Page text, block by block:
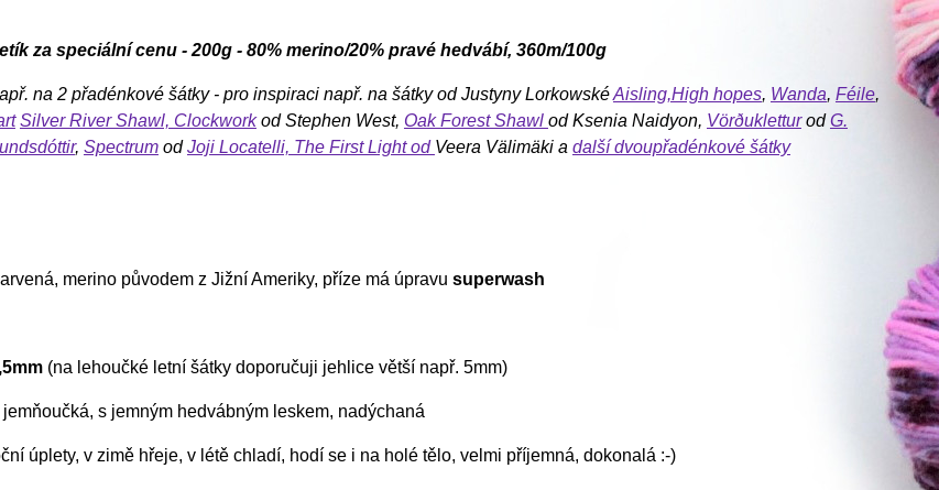
za speciální cenu - 200g - 80% merino/20% pravé hedvábí, 360m/100g
na 2 přadénkové šátky - pro inspiraci např. na šátky odJustyny LorkowskéAisling,High hopes, Wanda, Féile,
Silver River Shawl, Clockworkod Stephen West, Oak Forest Shawl od Ksenia Naidyon, VörðukletturodG.
, SpectrumodJoji Locatelli, The First Lightod Veera Välimäki a další dvoupřadénkové šátky
merino původem z Jižní Ameriky, příze má úpravu superwash
(na lehoučké letní šátky doporučuji jehlice větší např. 5mm)
s jemným hedvábným leskem, nadýchaná
úplety, v zimě hřeje, v létě chladí, hodí se i na holé tělo, velmi příjemná, dokonalá :-)